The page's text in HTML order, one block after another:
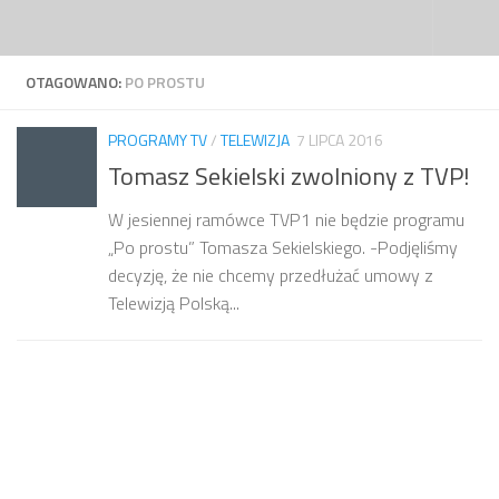
OTAGOWANO:PO PROSTU
PROGRAMY TV/TELEWIZJA 7 LIPCA 2016
Tomasz Sekielski zwolniony z TVP!
W jesiennej ramówce TVP1 nie będzie programu
„Po prostu” Tomasza Sekielskiego. -Podjęliśmy
decyzję, że nie chcemy przedłużać umowy z
Telewizją Polską...